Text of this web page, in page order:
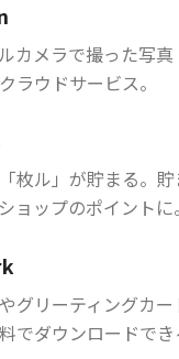
カメラで撮った写
ラウドサービス。
枚ル」が貯まる。
ョップのポイントに。
グリーティングカ
でダウンロードでき